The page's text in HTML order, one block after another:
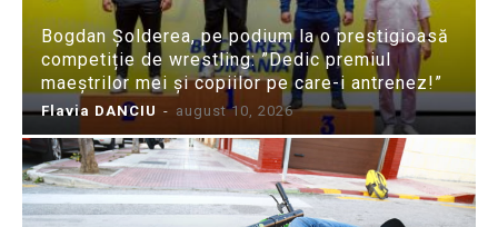
Bogdan Șolderea, pe podium la o prestigioasă
competiție de wrestling: ”Dedic premiul
maeștrilor mei și copiilor pe care-i antrenez!”
Flavia DANCIU - august 10, 2026